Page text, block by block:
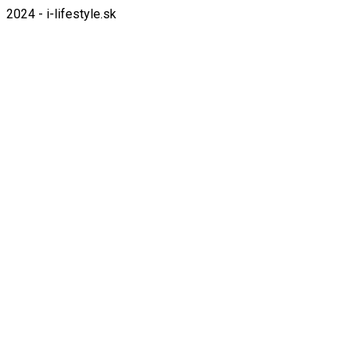
2024 - i-lifestyle.sk